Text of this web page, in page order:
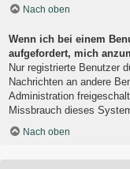
Nach oben
Wenn ich bei einem
aufgefordert, mich
Nur registrierte Benutzer
Nachrichten an andere
Administration
Missbrauch dieses
Nach oben